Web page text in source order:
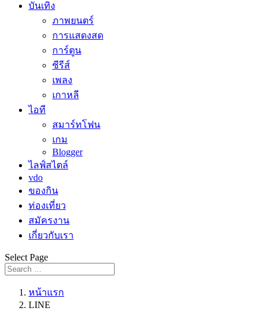
บันเทิง
ภาพยนตร์
การแสดงสด
การ์ตูน
ซีรีส์
เพลง
เกาหลี
ไอที
สมาร์ทโฟน
เกม
Blogger
ไลฟ์สไตล์
vdo
ของกิน
ท่องเที่ยว
สมัครงาน
เกี่ยวกับเรา
Select Page
หน้าแรก
LINE